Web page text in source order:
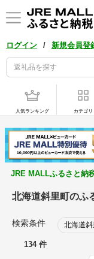
ログイン / 新規会員登
人気ランキング カテゴリ
JRE MALLふるさと納
北海道斜里町のふ
検索条件 北海道
134 件